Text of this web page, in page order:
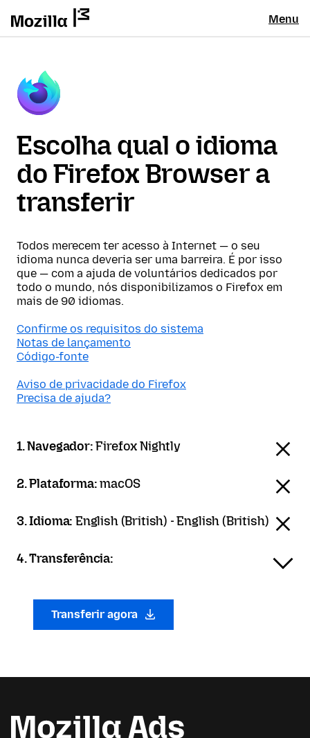
Menu
Escolha qual o idioma
do Firefox Browser a
transferir
Todos merecem ter acesso à Internet — o seu
idioma nunca deveria ser uma barreira. É por isso
que — com a ajuda de voluntários dedicados por
todo o mundo, nós disponibilizamos o Firefox em
mais de 90 idiomas.
Confirme os requisitos do sistema
Notas de lançamento
Código-fonte
Aviso de privacidade do Firefox
Precisa de ajuda?
1. Navegador:Firefox Nightly
2. Plataforma:macOS
3. Idioma:English (British) - English (British)
4. Transferência:
Transferir agora